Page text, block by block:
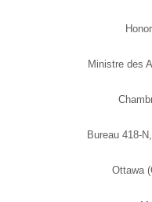
Ministre
Bureau